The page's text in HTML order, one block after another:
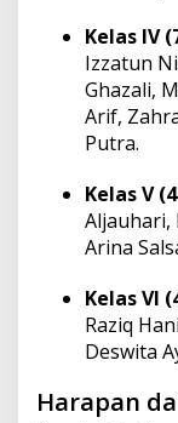
Kelas IV
Izzatun
Ghazali,
Arif,
Putra.
Kelas V
Aljauhari,
Arina
Kelas VI
Raziq
Deswita
Harapan